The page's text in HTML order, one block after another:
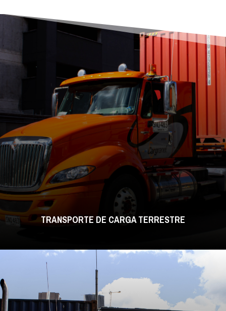
TRANSPORTE DE CARGA TERRESTRE